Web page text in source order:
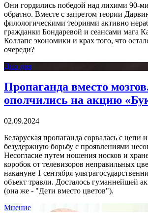
Они гордились победой над лихими 90-
обратно. Вместе с запретом теории
филологическими теориями активно
гражданки Бондаревой и сеансами мага
Коллапс экономики и крах того, что
очереди?
Дно дня
Пропаганда вместо
ополчились на акцию
02.09.2024
Беларуская пропаганда сорвалась с цепи
безудержную борьбу с проявлениями
Несогласие путем ношения носков и
коробок от телевизоров неправильных
накануне 1 сентября
объект травли. Досталось гуманнейшей
(она же - "Дети вместо цветов").
Мнение